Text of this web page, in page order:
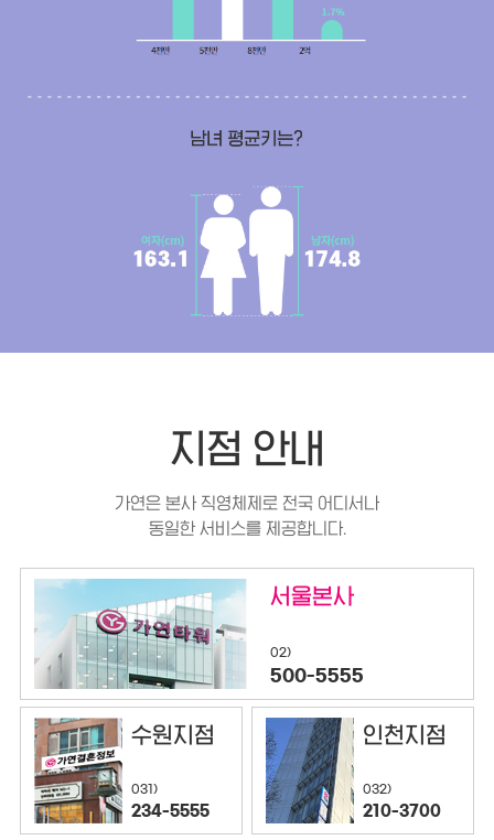
지점 안내
가연은 본사 직영체제로 전국 어디서나
동일한 서비스를 제공합니다.
서울본사
02)
500-5555
수원지점
031)
234-5555
인천지점
032)
210-3700